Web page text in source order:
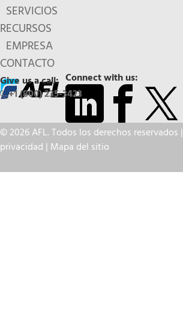
SERVICIOS
RECURSOS
EMPRESA
CONTACTO
Connect with us:
Give us a call:
+1 (800) 235-3423
© 2026 AFL. Todos los derechos reservados |
privacidad | Mapa del sitio